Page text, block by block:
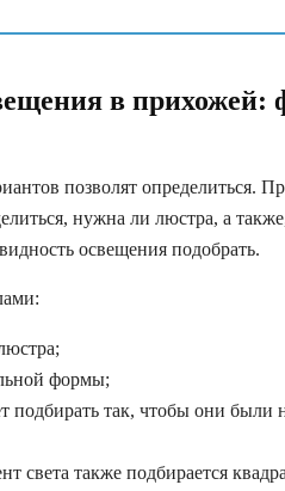
в прихожей:
позволят определиться.
нужна ли люстра, а
освещения подобрать.
формы;
подбирать так, чтобы они были
света также подбирается